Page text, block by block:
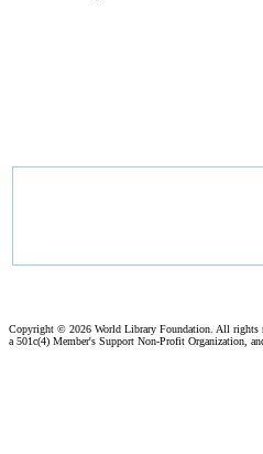
Copyright © 2026 World Library Foundation. All rights
a 501c(4) Member's Support Non-Profit Organization,